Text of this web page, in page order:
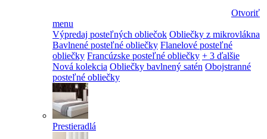
Otvoriť
menu
Výpredaj posteľných obliečok Obliečky z mikrovlákna
Bavlnené posteľné obliečky Flanelové posteľné
obliečky Francúzske posteľné obliečky + 3 ďalšie
Nová kolekcia Obliečky bavlnený satén Obojstranné
posteľné obliečky
Prestieradlá